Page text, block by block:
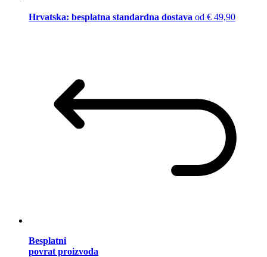
Hrvatska: besplatna standardna dostava od € 49,90
Besplatni
povrat proizvoda